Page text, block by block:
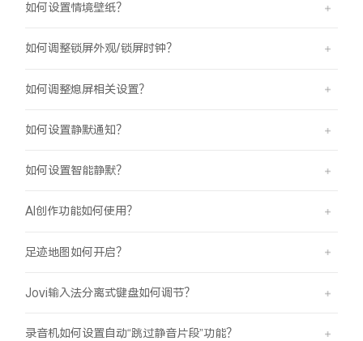
如何设置情境壁纸？
如何调整锁屏外观/锁屏时钟？
如何调整熄屏相关设置？
如何设置静默通知？
如何设置智能静默？
AI创作功能如何使用？
足迹地图如何开启？
Jovi输入法分离式键盘如何调节？
录音机如何设置自动“跳过静音片段”功能？